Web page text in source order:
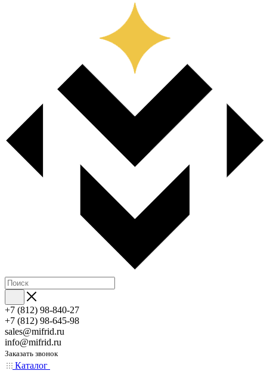
+7 (812) 98-840-27
+7 (812) 98-645-98
sales@mifrid.ru
info@mifrid.ru
Заказать звонок
Каталог